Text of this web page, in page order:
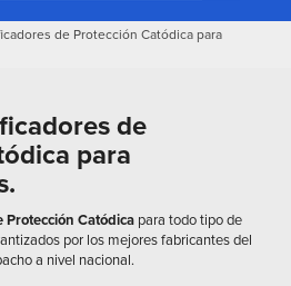
de Protección Catódica para
de
para
Protección Catódica para todo tipo de
por los mejores fabricantes del
a nivel nacional.